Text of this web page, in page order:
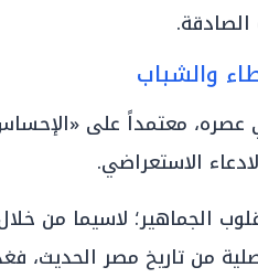
الصادقة.
والشباب
عصره، معتمداً على
الاستعراضي.
الجماهير؛ لاسيما من خلال
من تاريخ مصر الحديث،